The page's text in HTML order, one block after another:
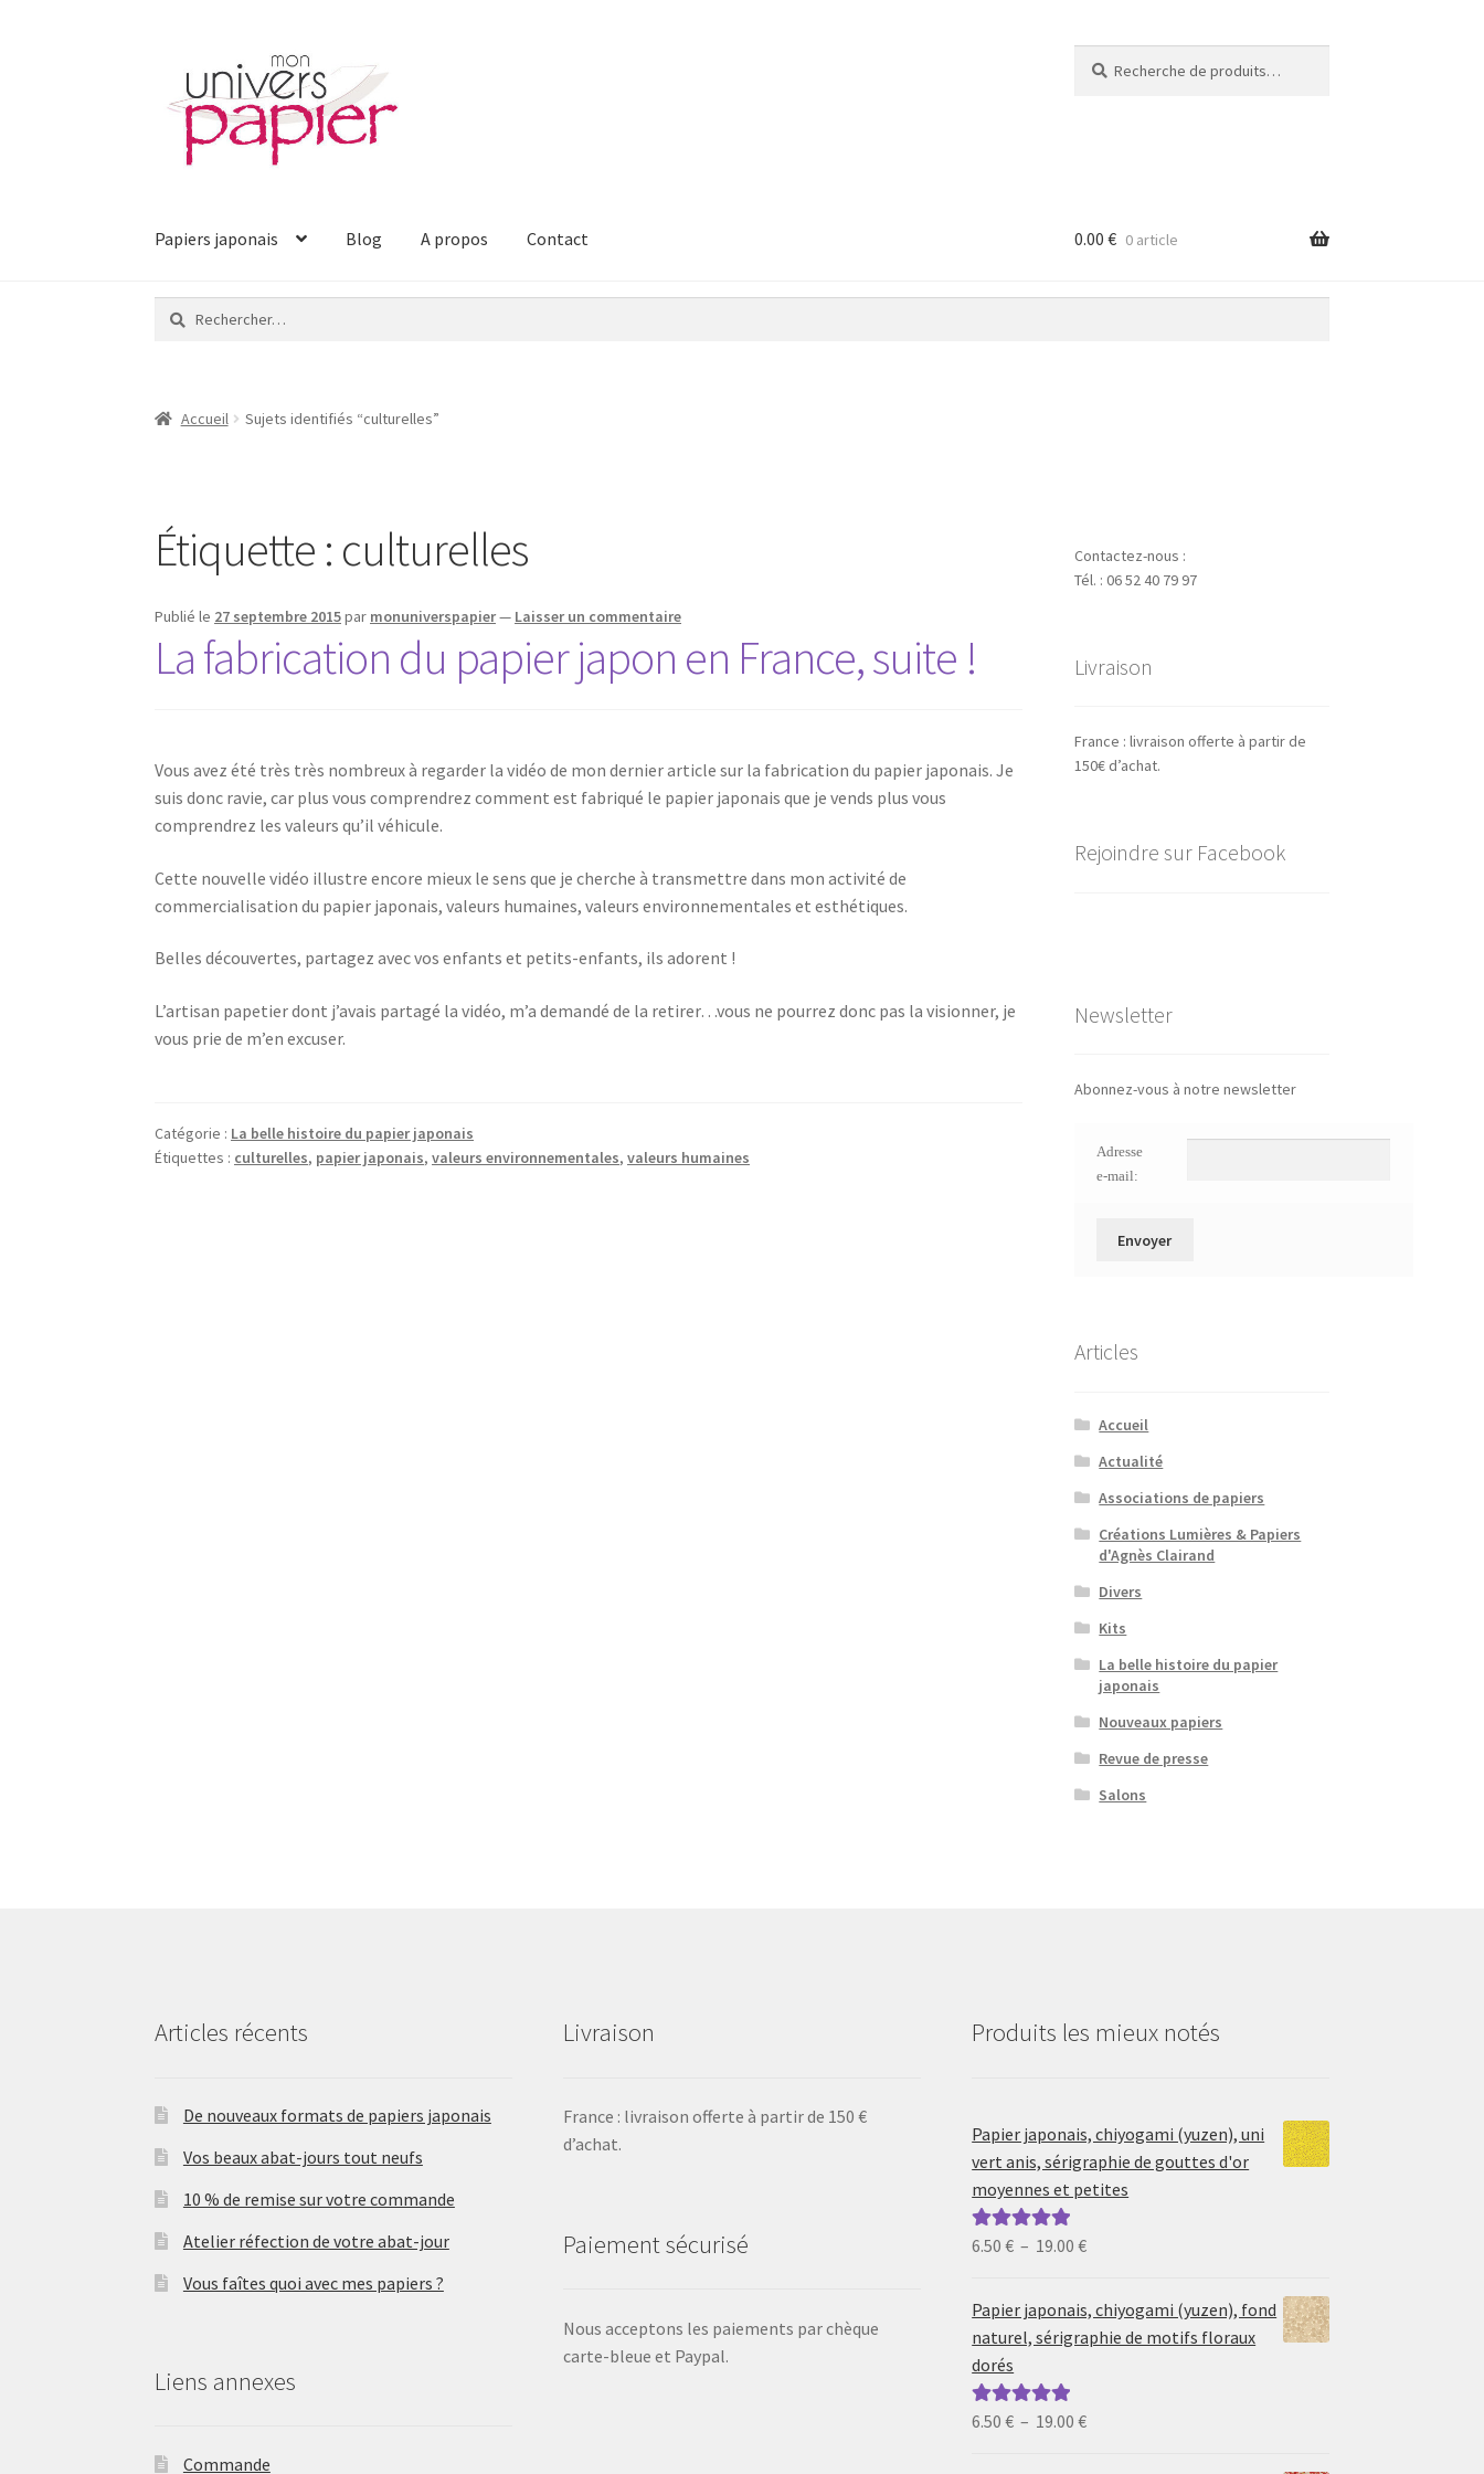
la
navigation
contenu
pour :
Papiers japonais Blog A propos Contact 0.00 € 0 article
Rechercher :
Accueil Sujets identifiés “culturelles”
Étiquette : culturelles
Publié le 27 septembre 2015par monuniverspapier— Laisser un commentaire
La fabrication du papier japon en France, suite !
Vous avez été très très nombreux à regarder la vidéo de mon dernier article sur la fabrication du papier japonais. Je
suis donc ravie, car plus vous comprendrez comment est fabriqué le papier japonais que je vends plus vous
comprendrez les valeurs qu’il véhicule.
Cette nouvelle vidéo illustre encore mieux le sens que je cherche à transmettre dans mon activité de
commercialisation du papier japonais, valeurs humaines, valeurs environnementales et esthétiques.
Belles découvertes, partagez avec vos enfants et petits-enfants, ils adorent !
L’artisan papetier dont j’avais partagé la vidéo, m’a demandé de la retirer…vous ne pourrez donc pas la visionner, je
vous prie de m’en excuser.
Catégorie : La belle histoire du papier japonais
Étiquettes : culturelles, papier japonais,valeurs environnementales,valeurs humaines
Contactez-nous :
Tél. : 06 52 40 79 97
Livraison
France : livraison offerte à partir de
150€ d’achat.
Rejoindre sur Facebook
Newsletter
Abonnez-vous à notre newsletter
Adresse
e-mail:
Articles
Accueil
Actualité
Associations de papiers
Créations Lumières & Papiers
d'Agnès Clairand
Divers
Kits
La belle histoire du papier
japonais
Nouveaux papiers
Revue de presse
Salons
Articles récents
De nouveaux formats de papiers japonais
Vos beaux abat-jours tout neufs
10 % de remise sur votre commande
Atelier réfection de votre abat-jour
Vous faîtes quoi avec mes papiers ?
Liens annexes
Commande
Livraison
France : livraison offerte à partir de 150 €
d’achat.
Paiement sécurisé
Nous acceptons les paiements par chèque
carte-bleue et Paypal.
Produits les mieux notés
Papier japonais, chiyogami (yuzen), uni
vert anis, sérigraphie de gouttes d'or
moyennes et petites
Note5.00sur
6.50€ – 19.00€Plage
prix :
6.50 €
Papier japonais, chiyogami (yuzen), fond
naturel, sérigraphie de motifs floraux
dorés
Note5.00sur
6.50€ – 19.00€Plage